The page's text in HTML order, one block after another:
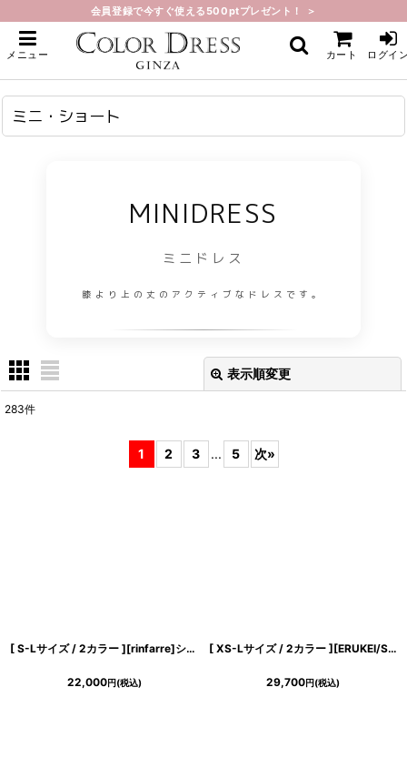
会員登録で今すぐ使える500ptプレゼント！ ＞
メニュー カート ログイ
ホーム > ミニ・ショート
ミニ・ショート
MINIDRESS
ミニドレス
膝より上の丈のアクティブなドレスです。
表示順変更
283件
1 2 3 ... 5 次»
[ S-Lサイズ / 2カラー ][rinfarre]シンプル・サテン・タック・ノースリーブ・タイト・ミ二ドレス・ワンピース[奈月セナ着用][送料無料]
22,000円(税込)
[ XS-Lサイズ / 2カラー ][ERUKEI/SETTAN]シンプル・ラインストーン・スパンコール・ポケット・ノースリーブ・Aライン・ミニドレス・ワンピース[送料無料]
29,700円(税込)